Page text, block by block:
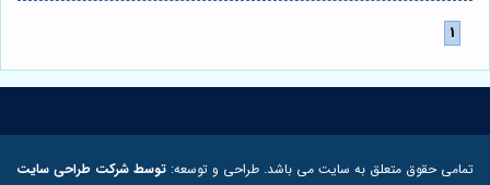
تمامی حقوق متعلق به سایت می باشد. طراحی و توسعه: توسط شرکت طراحی سایت